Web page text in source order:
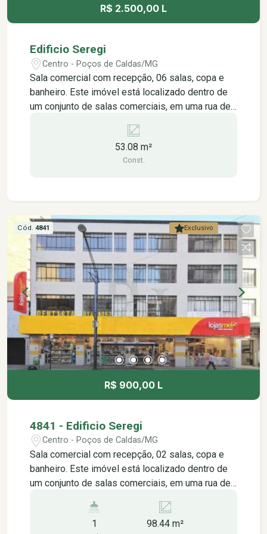
R$ 2.500,00 L
Edificio Seregi
Centro - Poços de Caldas/MG
Sala comercial com recepção, 06 salas, copa e
banheiro. Este imóvel está localizado dentro de
um conjunto de salas comerciais, em uma rua de
localizado na rua assis figueiredo e está próximo
padarias, lanchonetes, restaurantes, - lojas do
53.08 m²
Const.
Exclusivo
Cód. 4841
R$ 900,00 L
4841 - Edificio Seregi
Centro - Poços de Caldas/MG
Sala comercial com recepção, 02 salas, copa e
banheiro. Este imóvel está localizado dentro de
um conjunto de salas comerciais, em uma rua de
localizado na rua assis figueiredo e está próximo
1 98.44 m²